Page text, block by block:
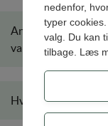
Anemonevej,
vandledninger
Hvedevænget:
nedenfor,
typer
valg. Du kan
tilbage. Læs